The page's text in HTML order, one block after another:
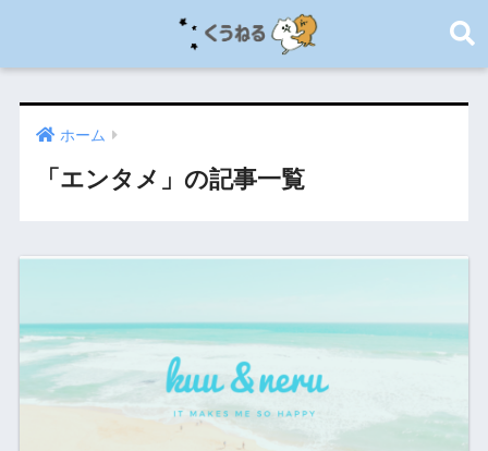
ホーム
「エンタメ」の記事一覧